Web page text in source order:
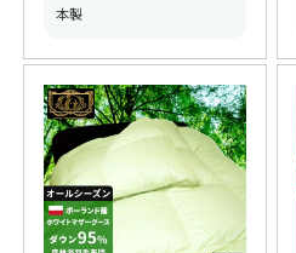
本製